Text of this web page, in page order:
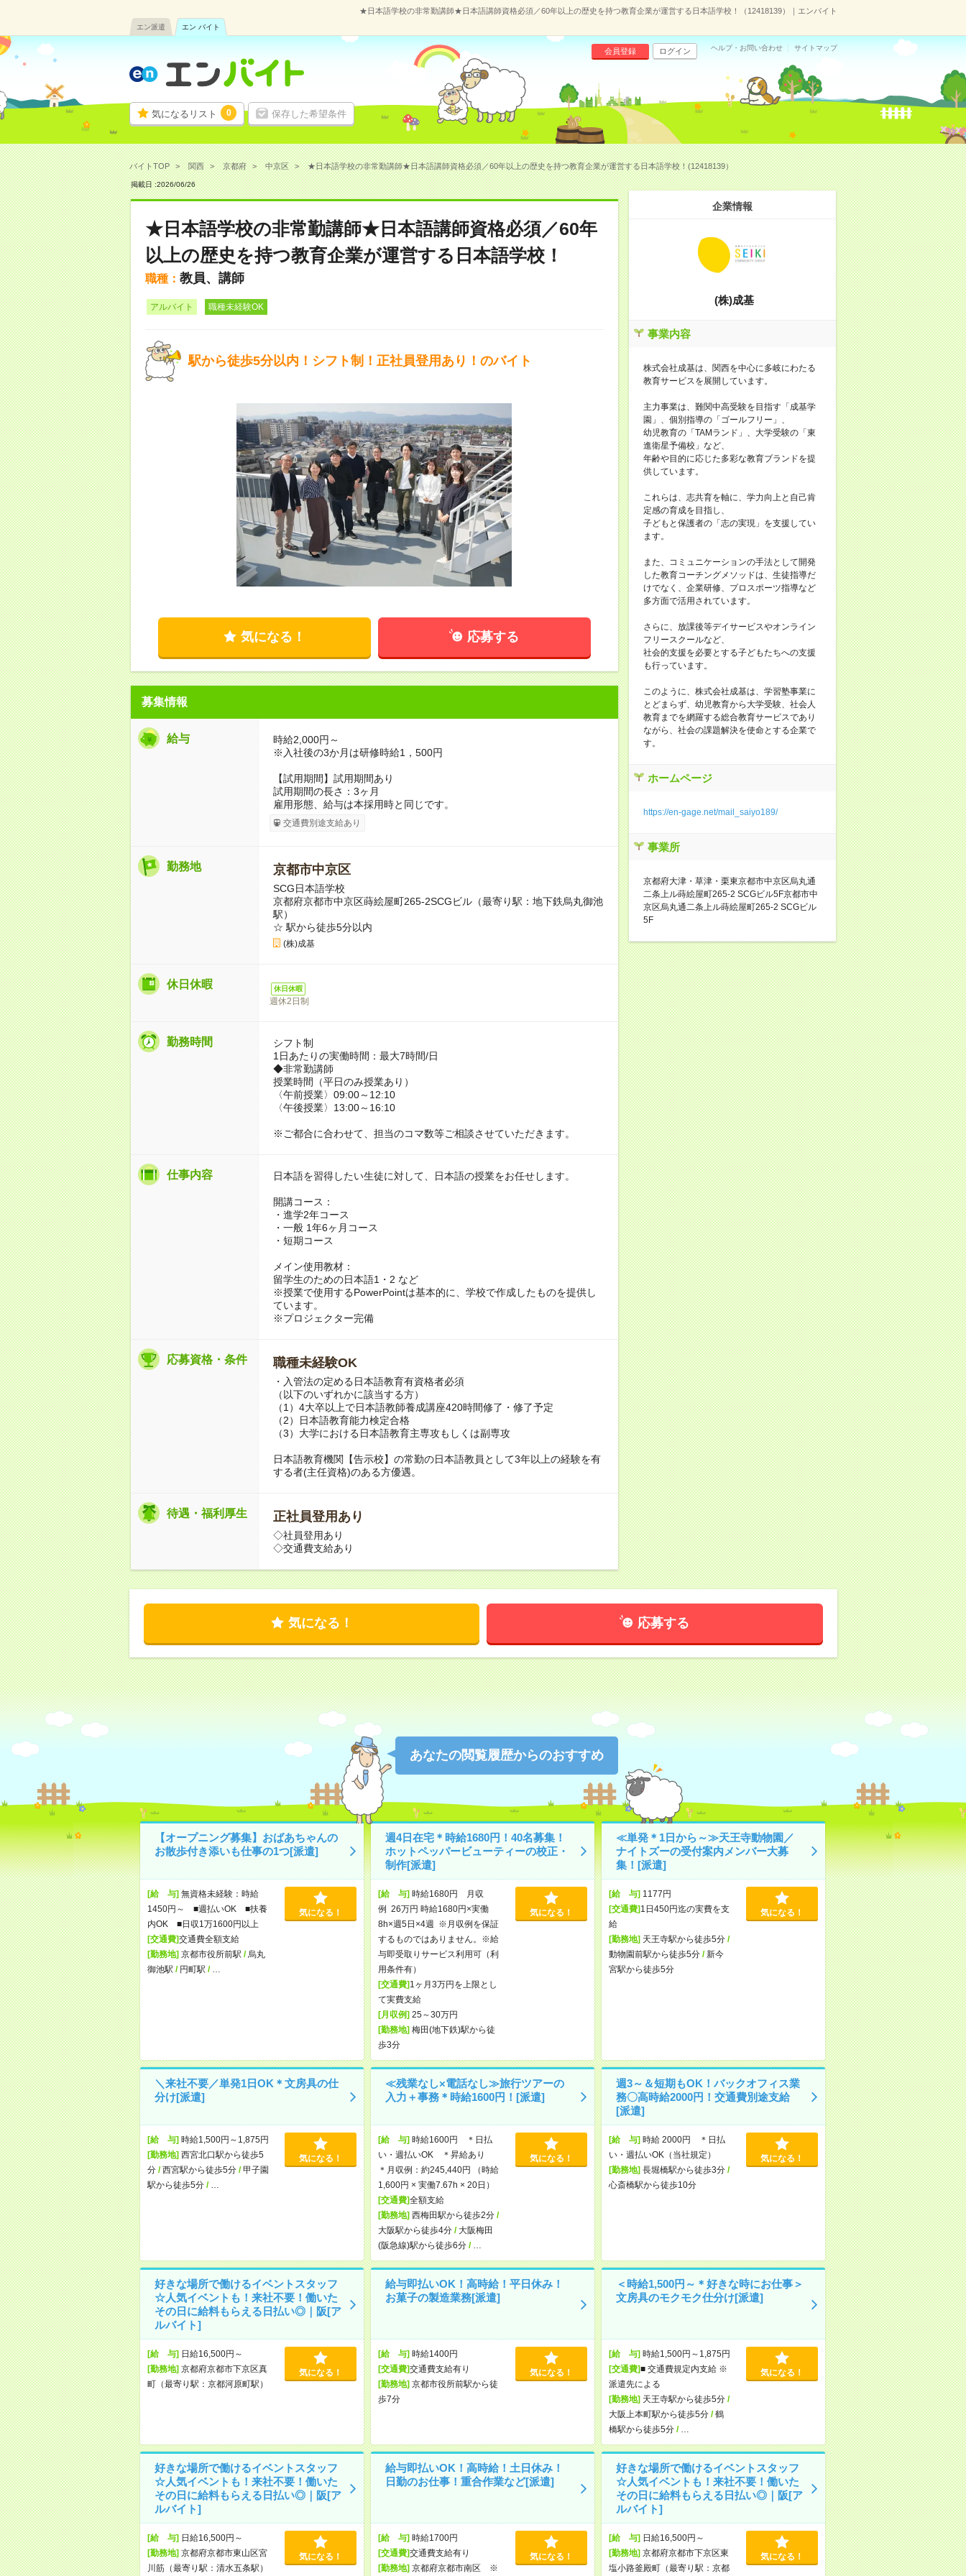
★日本語学校の非常勤講師★日本語講師資格必須／60年以上の歴史を持つ教育企業が運営する日本語学校！（12418139）｜エンバイト
エン派遣 エン バイト
気になるリスト 0 保存した希望条件
会員登録 ログイン ヘルプ・お問い合わせ サイトマップ
バイトTOP 関西 京都府 中京区 ★日本語学校の非常勤講師★日本語講師資格必須／60年以上の歴史を持つ教育企業が運営する日本語学校！(12418139）
掲載日 :2026/06/26
★日本語学校の非常勤講師★日本語講師資格必須／60年
以上の歴史を持つ教育企業が運営する日本語学校！
職種： 教員、講師
アルバイト 職種未経験OK
駅から徒歩5分以内！シフト制！正社員登用あり！のバイト
気になる！ 応募する
募集情報
給与
時給2,000円～
※入社後の3か月は研修時給1，500円
【試用期間】試用期間あり
試用期間の長さ：3ヶ月
雇用形態、給与は本採用時と同じです。
交通費別途支給あり
勤務地 京都市中京区
SCG日本語学校
京都府京都市中京区蒔絵屋町265-2SCGビル（最寄り駅：地下鉄烏丸御池
駅）
☆ 駅から徒歩5分以内
(株)成基
休日休暇 休日休暇
週休2日制
勤務時間
シフト制
1日あたりの実働時間：最大7時間/日
◆非常勤講師
授業時間（平日のみ授業あり）
〈午前授業〉09:00～12:10
〈午後授業〉13:00～16:10
※ご都合に合わせて、担当のコマ数等ご相談させていただきます。
仕事内容 日本語を習得したい生徒に対して、日本語の授業をお任せします。
開講コース：
・進学2年コース
・一般 1年6ヶ月コース
・短期コース
メイン使用教材：
留学生のための日本語1・2 など
※授業で使用するPowerPointは基本的に、学校で作成したものを提供し
ています。
※プロジェクター完備
応募資格・条件 職種未経験OK
・入管法の定める日本語教育有資格者必須
（以下のいずれかに該当する方）
（1）4大卒以上で日本語教師養成講座420時間修了・修了予定
（2）日本語教育能力検定合格
（3）大学における日本語教育主専攻もしくは副専攻
日本語教育機関【告示校】の常勤の日本語教員として3年以上の経験を有
する者(主任資格)のある方優遇。
待遇・福利厚生 正社員登用あり
◇社員登用あり
◇交通費支給あり
企業情報
(株)成基
事業内容
株式会社成基は、関西を中心に多岐にわたる
教育サービスを展開しています。
主力事業は、難関中高受験を目指す「成基学
園」、個別指導の「ゴールフリー」、
幼児教育の「TAMランド」、大学受験の「東
進衛星予備校」など、
年齢や目的に応じた多彩な教育ブランドを提
供しています。
これらは、志共育を軸に、学力向上と自己肯
定感の育成を目指し、
子どもと保護者の「志の実現」を支援してい
ます。
また、コミュニケーションの手法として開発
した教育コーチングメソッドは、生徒指導だ
けでなく、企業研修、プロスポーツ指導など
多方面で活用されています。
さらに、放課後等デイサービスやオンライン
フリースクールなど、
社会的支援を必要とする子どもたちへの支援
も行っています。
このように、株式会社成基は、学習塾事業に
とどまらず、幼児教育から大学受験、社会人
教育までを網羅する総合教育サービスであり
ながら、社会の課題解決を使命とする企業で
す。
ホームページ
https://en-gage.net/mail_saiyo189/
事業所
京都府大津・草津・栗東京都市中京区烏丸通
二条上ル蒔絵屋町265-2 SCGビル5F京都市中
京区烏丸通二条上ル蒔絵屋町265-2 SCGビル
5F
気になる！ 応募する
あなたの閲覧履歴からのおすすめ
【オープニング募集】おばあちゃんの
お散歩付き添いも仕事の1つ[派遣]
[給 与]無資格未経験：時給
1450円～ ■週払いOK ■扶養
内OK ■日収1万1600円以上
[交通費]交通費全額支給
[勤務地]京都市役所前駅 / 烏丸
御池駅 / 円町駅 /
気になる！
週4日在宅＊時給1680円！40名募集！
ホットペッパービューティーの校正・
制作[派遣]
[給 与]時給1680円 月収
例 26万円 時給1680円×実働
8h×週5日×4週 ※月収例を保証
するものではありません。※給
与即受取りサービス利用可（利
用条件有）
[交通費]1ヶ月3万円を上限とし
て実費支給
[月収例]25～30万円
[勤務地]梅田(地下鉄)駅から徒
歩3分
気になる！
≪単発＊1日から～≫天王寺動物園／
ナイトズーの受付案内メンバー大募
集！[派遣]
[給 与]1177円
[交通費]1日450円迄の実費を支
給
[勤務地]天王寺駅から徒歩5分/
動物園前駅から徒歩5分/新今
宮駅から徒歩5分
気になる！
＼来社不要／単発1日OK＊文房具の仕
分け[派遣]
[給 与]時給1,500円～1,875円
[勤務地]西宮北口駅から徒歩5
分/西宮駅から徒歩5分/甲子園
駅から徒歩5分/
気になる！
≪残業なし×電話なし≫旅行ツアーの
入力＋事務＊時給1600円！[派遣]
[給 与]時給1600円 ＊日払
い・週払いOK ＊昇給あり
＊月収例：約245,440円 （時給
1,600円 × 実働7.67h × 20日）
[交通費]全額支給
[勤務地]西梅田駅から徒歩2分/
大阪駅から徒歩4分/ 大阪梅田
(阪急線)駅から徒歩6分/
気になる！
週3～＆短期もOK！バックオフィス業
務〇高時給2000円！交通費別途支給
[派遣]
[給 与]時給 2000円 ＊日払
い・週払いOK（当社規定）
[勤務地]長堀橋駅から徒歩3分/
心斎橋駅から徒歩10分
気になる！
好きな場所で働けるイベントスタッフ
☆人気イベントも！来社不要！働いた
その日に給料もらえる日払い◎｜阪[ア
ルバイト]
[給 与]日給16,500円～
[勤務地]京都府京都市下京区真
町（最寄り駅：京都河原町駅）
気になる！
給与即払いOK！高時給！平日休み！
お菓子の製造業務[派遣]
[給 与]時給1400円
[交通費]交通費支給有り
[勤務地]京都市役所前駅から徒
歩7分
気になる！
＜時給1,500円～＊好きな時にお仕事＞
文房具のモクモク仕分け[派遣]
[給 与]時給1,500円～1,875円
[交通費]■ 交通費規定内支給 ※
派遣先による
[勤務地]天王寺駅から徒歩5分/
大阪上本町駅から徒歩5分/鶴
橋駅から徒歩5分/
気になる！
好きな場所で働けるイベントスタッフ
☆人気イベントも！来社不要！働いた
その日に給料もらえる日払い◎｜阪[ア
ルバイト]
[給 与]日給16,500円～
[勤務地]京都府京都市東山区宮
川筋（最寄り駅：清水五条駅）
気になる！
給与即払いOK！高時給！土日休み！
日勤のお仕事！重合作業など[派遣]
[給 与]時給1700円
[交通費]交通費支給有り
[勤務地]京都府京都市南区 ※
気になる！
好きな場所で働けるイベントスタッフ
☆人気イベントも！来社不要！働いた
その日に給料もらえる日払い◎｜阪[ア
ルバイト]
[給 与]日給16,500円～
[勤務地]京都府京都市下京区東
塩小路釜殿町（最寄り駅：京都
気になる！